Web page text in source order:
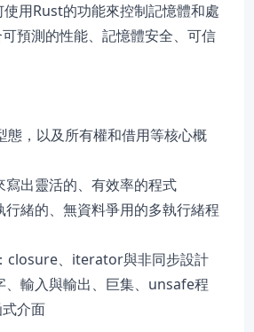
用Rust的功能來控制記憶體和處
預測的性能、記憶體安全、可信
態，以及所有權和借用等核心概
寫出靈活的、有效率的程式
行緒的、無資料爭用的多執行緒程
closure、iterator與非同步設計
、輸入與輸出、巨集、unsafe程
介面